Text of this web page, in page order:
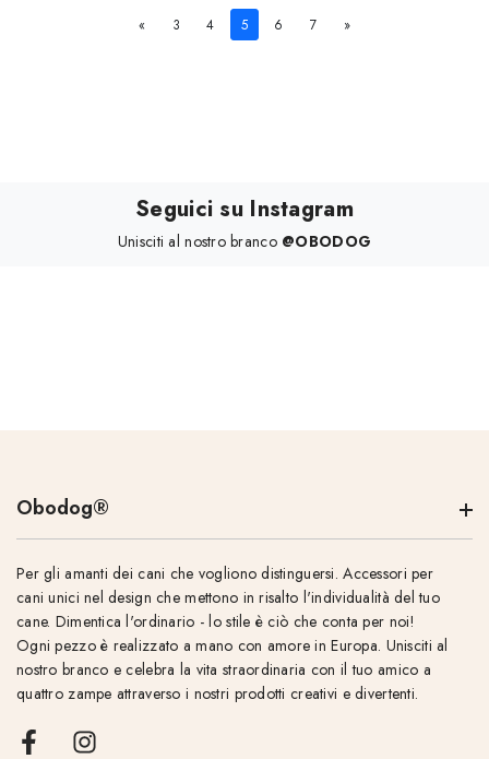
« 3 4 5 6 7 »
Seguici su Instagram
Unisciti al nostro branco @OBODOG
Obodog®
Per gli amanti dei cani che vogliono distinguersi. Accessori per
cani unici nel design che mettono in risalto l'individualità del tuo
cane. Dimentica l'ordinario - lo stile è ciò che conta per noi!
Ogni pezzo è realizzato a mano con amore in Europa. Unisciti al
nostro branco e celebra la vita straordinaria con il tuo amico a
quattro zampe attraverso i nostri prodotti creativi e divertenti.